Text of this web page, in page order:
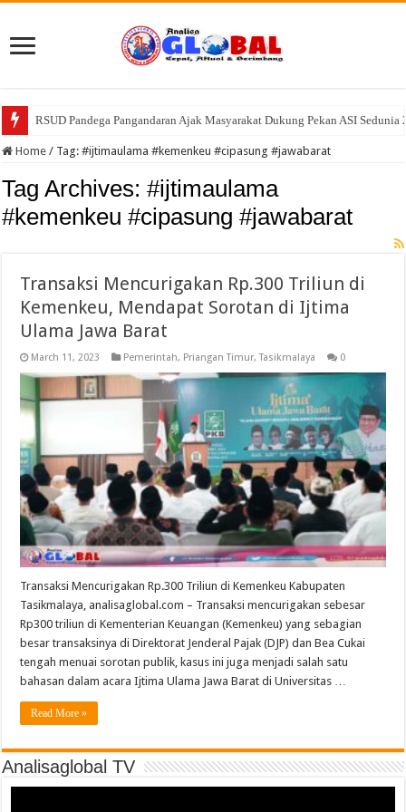
RSUD Pandega Pangandaran Ajak Masyarakat Dukung Pekan ASI
RSUD Pandega Pangandaran Ajak Masyarakat Kenali Bahaya Anemia
Home / Tag:#ijtimaulama #kemenkeu #cipasung #jawabarat
Tag Archives:#ijtimaulama
#kemenkeu #cipasung #jawabarat
Transaksi Mencurigakan Rp.300 Triliun di
Kemenkeu, Mendapat Sorotan di Ijtima
Ulama Jawa Barat
March 11, 2023 Pemerintah, Priangan Timur,Tasikmalaya 0
Transaksi Mencurigakan Rp.300 Triliun di Kemenkeu Kabupaten
Tasikmalaya, analisaglobal.com – Transaksi mencurigakan sebesar
Rp300 triliun di Kementerian Keuangan (Kemenkeu) yang sebagian
besar transaksinya di Direktorat Jenderal Pajak (DJP) dan Bea Cukai
tengah menuai sorotan publik, kasus ini juga menjadi salah satu
bahasan dalam acara Ijtima Ulama Jawa Barat di Universitas …
Read More »
Analisaglobal TV